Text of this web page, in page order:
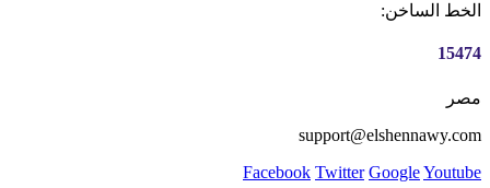
الخط الساخن:
15474
مصر
support@elshennawy.com
Facebook Twitter GoogleYoutube